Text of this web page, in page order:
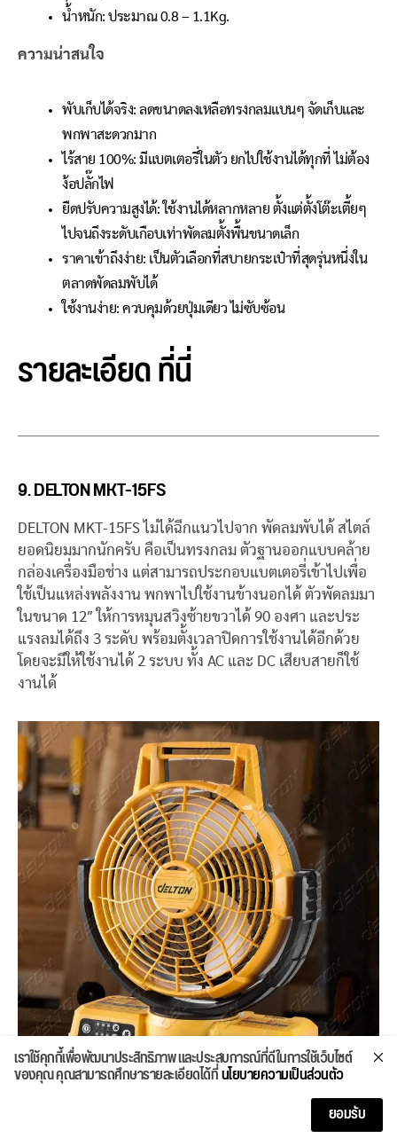
น้ำหนัก: ประมาณ 0.8 – 1.1Kg.
ความน่าสนใจ
พับเก็บได้จริง: ลดขนาดลงเหลือทรงกลมแบนๆ จัดเก็บและ
พกพาสะดวกมาก
ไร้สาย 100%: มีแบตเตอรี่ในตัว ยกไปใช้งานได้ทุกที่ ไม่ต้อง
ง้อปลั๊กไฟ
ยืดปรับความสูงได้: ใช้งานได้หลากหลาย ตั้งแต่ตั้งโต๊ะเตี้ยๆ
ไปจนถึงระดับเกือบเท่าพัดลมตั้งพื้นขนาดเล็ก
ราคาเข้าถึงง่าย: เป็นตัวเลือกที่สบายกระเป๋าที่สุดรุ่นหนึ่งใน
ตลาดพัดลมพับได้
ใช้งานง่าย: ควบคุมด้วยปุ่มเดียว ไม่ซับซ้อน
รายละเอียดที่นี่
9. DELTON MKT-15FS
DELTON MKT-15FS ไม่ได้ฉีกแนวไปจาก พัดลมพับได้ สไตล์
ยอดนิยมมากนักครับ คือเป็นทรงกลม ตัวฐานออกแบบคล้าย
กล่องเครื่องมือช่าง แต่สามารถประกอบแบตเตอรี่เข้าไปเพื่อ
ใช้เป็นแหล่งพลังงาน พกพาไปใช้งานข้างนอกได้ ตัวพัดลมมา
ในขนาด 12″ ให้การหมุนสวิงซ้ายขวาได้ 90 องศา และประ
แรงลมได้ถึง 3 ระดับ พร้อมตั้งเวลาปิดการใช้งานได้อีกด้วย
โดยจะมีให้ใช้งานได้ 2 ระบบ ทั้ง AC และ DC เสียบสายก็ใช้
งานได้
เราใช้คุกกี้เพื่อพัฒนาประสิทธิภาพ และประสบการณ์ที่ดีในการใช้เว็บไซต์
ของคุณ คุณสามารถศึกษารายละเอียดได้ที่นโยบายความเป็นส่วนตัว
ยอมรับ